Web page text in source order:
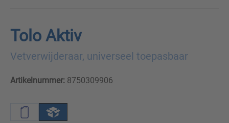
Tolo Aktiv
Vetverwijderaar, universeel toepasbaar
Artikelnummer: 8750309906